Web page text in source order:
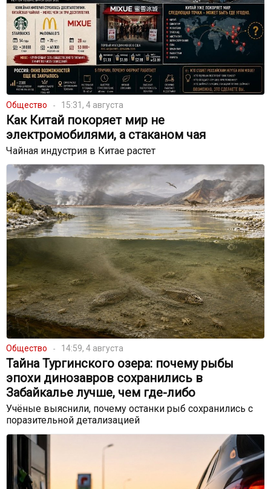
Общество 15:31, 4 августа
Как Китай покоряет мир не
электромобилями, а стаканом чая
Чайная индустрия в Китае растет
Общество 14:59, 4 августа
Тайна Тургинского озера: почему рыбы
эпохи динозавров сохранились в
Забайкалье лучше, чем где-либо
Учёные выяснили, почему останки рыб сохранились с
поразительной детализацией